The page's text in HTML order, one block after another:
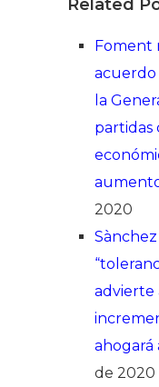
Related
Foment
acuerdo
la
partidas
2020
advierte
ahogará
de 2020